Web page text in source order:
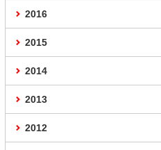
2016
2015
2014
2013
2012